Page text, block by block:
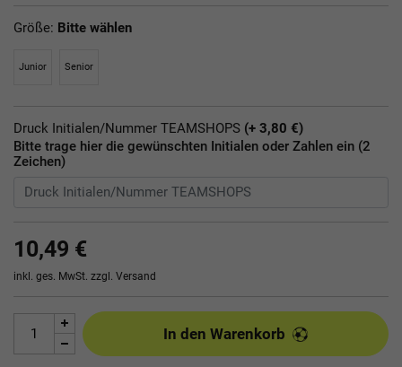
Größe: Bitte wählen
Junior Senior
Druck Initialen/Nummer TEAMSHOPS (+ 3,80 €)
Bitte trage hier die gewünschten Initialen oder Zahlen ein (2
Zeichen)
10,49 €
inkl. ges. MwSt. zzgl. Versand
In den Warenkorb